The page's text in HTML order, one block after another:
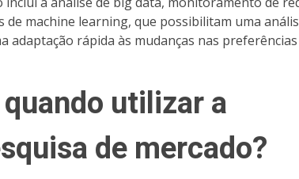
de machine learning, que possibilitam uma
adaptação rápida às mudanças nas
utilizar a
de mercado?